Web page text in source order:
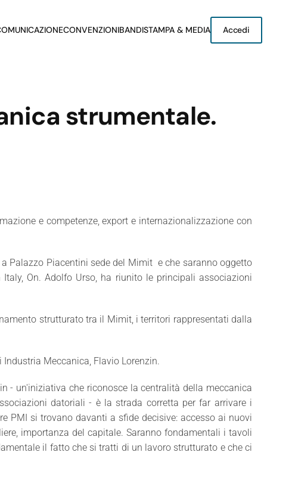
CONVENZIONIBANDISTAMPA & MEDIA Accedi
strumentale.
e competenze, export e internazionalizzazione con
Palazzo Piacentini sede del Mimit e che saranno oggetto
On. Adolfo Urso, ha riunito le principali associazioni
strutturato tra il Mimit, i territori rappresentati dalla
Meccanica, Flavio Lorenzin.
- un'iniziativa che riconosce la centralità della meccanica
datoriali - è la strada corretta per far arrivare i
PMI si trovano davanti a sfide decisive: accesso ai nuovi
importanza del capitale. Saranno fondamentali i tavoli
il fatto che si tratti di un lavoro strutturato e che ci